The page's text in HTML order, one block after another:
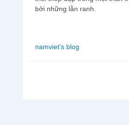
bởi những lằn ranh.
namviet's blog